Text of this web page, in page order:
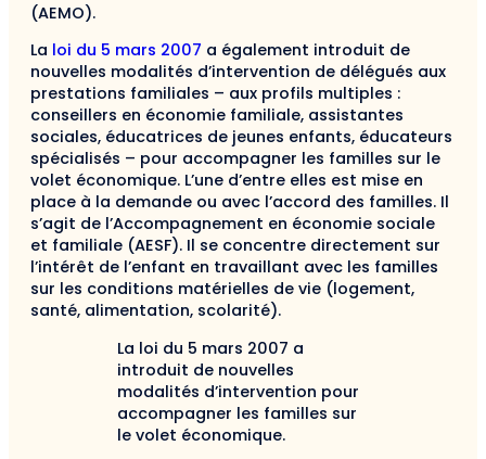
(AEMO).
La loi du 5 mars 2007 a également introduit de
nouvelles modalités d’intervention de délégués aux
prestations familiales – aux profils multiples :
conseillers en économie familiale, assistantes
sociales, éducatrices de jeunes enfants, éducateurs
spécialisés – pour accompagner les familles sur le
volet économique. L’une d’entre elles est mise en
place à la demande ou avec l’accord des familles. Il
s’agit de l’Accompagnement en économie sociale
et familiale (AESF). Il se concentre directement sur
l’intérêt de l’enfant en travaillant avec les familles
sur les conditions matérielles de vie (logement,
santé, alimentation, scolarité).
La loi du 5 mars 2007 a
introduit de nouvelles
modalités d’intervention pour
accompagner les familles sur
le volet économique.